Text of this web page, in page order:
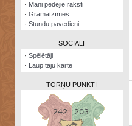
Arhīvs· Mani pēdējie raksti
· Grāmatzīmes
· Stundu pavedieni
SOCIĀLI
· Spēlētāji
· Laupītāju karte
TORŅU PUNKTI